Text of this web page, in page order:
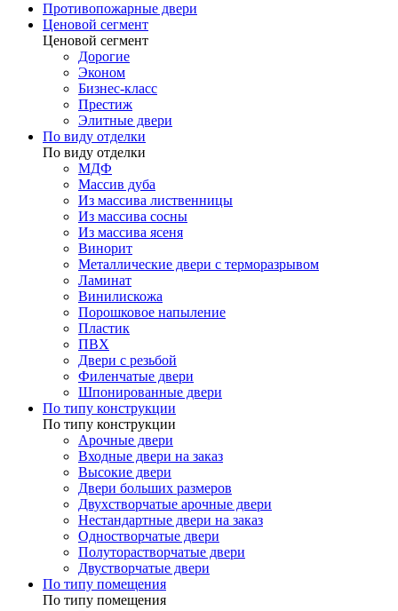
Противопожарные двери
Ценовой сегмент
Ценовой сегмент
Дорогие
Эконом
Бизнес-класс
Престиж
Элитные двери
По виду отделки
По виду отделки
МДФ
Массив дуба
Из массива лиственницы
Из массива сосны
Из массива ясеня
Винорит
Металлические двери с терморазрывом
Ламинат
Винилискожа
Порошковое напыление
Пластик
ПВХ
Двери с резьбой
Филенчатые двери
Шпонированные двери
По типу конструкции
По типу конструкции
Арочные двери
Входные двери на заказ
Высокие двери
Двери больших размеров
Двухстворчатые арочные двери
Нестандартные двери на заказ
Одностворчатые двери
Полуторастворчатые двери
Двустворчатые двери
По типу помещения
По типу помещения